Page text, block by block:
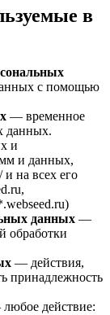
в
с помощью
— временное
данных.
и
и данных,
и на всех его
данных —
обработки
— действия,
принадлежность
действие: